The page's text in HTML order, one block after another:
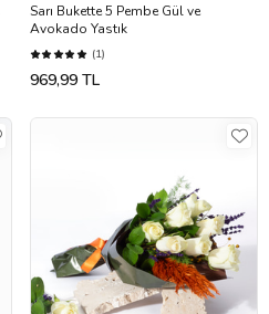
Sarı Bukette 5 Pembe Gül ve
Avokado Yastık
(1)
969,99 TL